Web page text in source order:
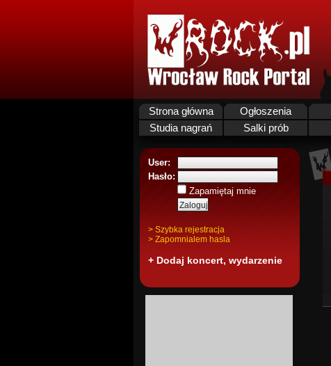
Strona główna Ogłoszenia
Studia nagrań
Salki prób
User:
Hasło:
Zapamiętaj mnie
> Szybka rejestracja
> Zapomnialem hasla
+ Dodaj koncert, wydarzenie